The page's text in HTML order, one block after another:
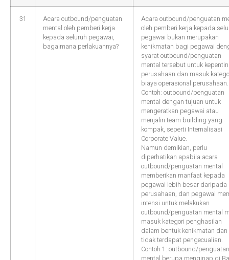
31
Acara outbound/penguatan
mental oleh pemberi kerja
kepada seluruh pegawai,
bagaimana perlakuannya?
Acara outbound/penguatan
oleh pemberi kerja kepada
pegawai bukan merupakan
kenikmatan bagi pegawai
syarat outbound/penguatan
mental tersebut untuk
perusahaan dan masuk
biaya operasional perusahaan.
Contoh: outbound/penguatan
mental dengan tujuan untuk
mengeratkan pegawai atau
menjalin team building yang
kompak, seperti Internalisasi
Corporate Value.
Namun demikian, perlu
diperhatikan apabila acara
outbound/penguatan mental
memberikan manfaat kepada
pegawai lebih besar daripada
perusahaan, dan pegawai
intensi untuk melakukan
outbound/penguatan mental
masuk kategori penghasilan
dalam bentuk kenikmatan dan
tidak terdapat pengecualian.
Contoh 1: outbound/penguatan